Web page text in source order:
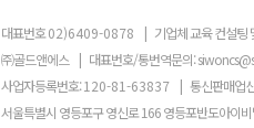
대표번호02)6409-0878 | 기업체 교육 컨설팅
㈜골드앤에스 | 대표번호/통번역문의:
사업자등록번호:120-81-63837 | 통신판매업
서울특별시 영등포구 영신로 166 영등포반도아이